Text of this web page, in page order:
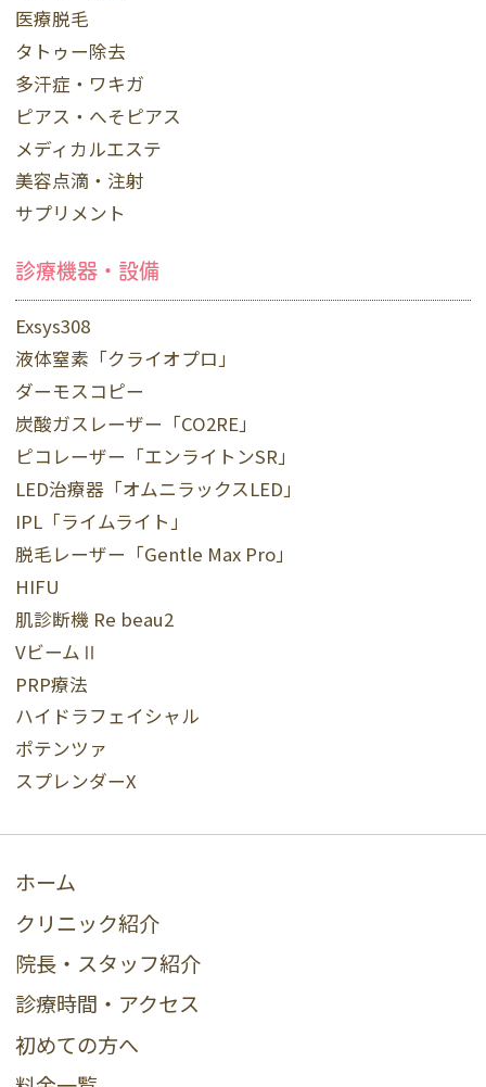
医療脱毛
タトゥー除去
多汗症・ワキガ
ピアス・へそピアス
メディカルエステ
美容点滴・注射
サプリメント
診療機器・設備
Exsys308
液体窒素「クライオプロ」
ダーモスコピー
炭酸ガスレーザー「CO2RE」
ピコレーザー「エンライトンSR」
LED治療器「オムニラックスLED」
IPL「ライムライト」
脱毛レーザー「Gentle Max Pro」
HIFU
肌診断機 Re beau2
VビームⅡ
PRP療法
ハイドラフェイシャル
ポテンツァ
スプレンダーX
ホーム
クリニック紹介
院長・スタッフ紹介
診療時間・アクセス
初めての方へ